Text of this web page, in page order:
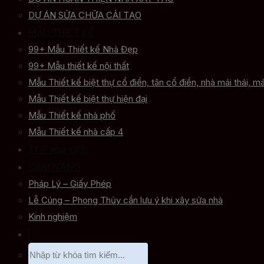
DỰ ÁN SỬA CHỮA CẢI TẠO
99+ Mẫu Thiết kế Nhà Đẹp
99+ Mẫu thiết kế nội thất
Mẫu Thiết kế biệt thự cổ điển, tân cổ điển, nhà mái thái,
Mẫu Thiết kế biệt thự hiện đại
Mẫu Thiết kế nhà phố
Mẫu Thiết kế nhà cấp 4
Pháp Lý – Giấy Phép
Lễ Cúng – Phong Thủy cần lưu ý khi xây sửa nhà
Kinh nghiệm